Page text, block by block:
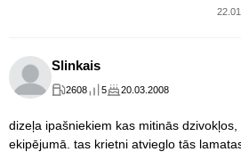
Slinkais
2608 5 20.03.2008
dizeļa ipašniekiem kas mitinās
ekipējumā. tas krietni atvieglo tās